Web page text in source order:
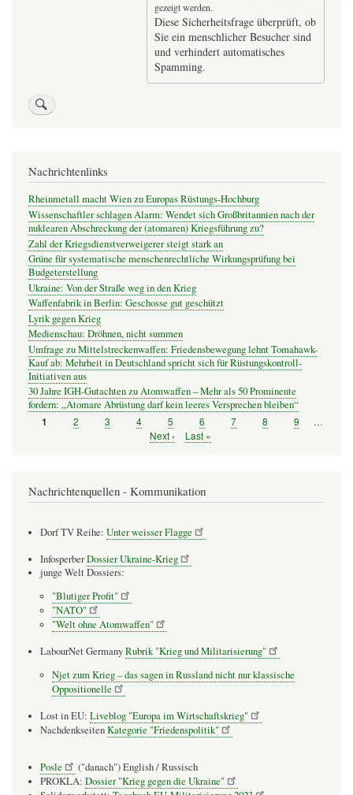
gezeigt werden.
Diese Sicherheitsfrage überprüft, ob
Sie ein menschlicher Besucher sind
und verhindert automatisches
Spamming.
Nachrichtenlinks
Rheinmetall macht Wien zu Europas Rüstungs-Hochburg
Wissenschaftler schlagen Alarm: Wendet sich Großbritannien nach der
nuklearen Abschreckung der (atomaren) Kriegsführung zu?
Zahl der Kriegsdienstverweigerer steigt stark an
Grüne für systematische menschenrechtliche Wirkungsprüfung bei
Budgeterstellung
Ukraine: Von der Straße weg in den Krieg
Waffenfabrik in Berlin: Geschosse gut geschützt
Lyrik gegen Krieg
Medienschau: Dröhnen, nicht summen
Umfrage zu Mittelstreckenwaffen: Friedensbewegung lehnt Tomahawk-
Kauf ab: Mehrheit in Deutschland spricht sich für Rüstungskontroll-
Initiativen aus
30 Jahre IGH-Gutachten zu Atomwaffen – Mehr als 50 Prominente
fordern: „Atomare Abrüstung darf kein leeres Versprechen bleiben“
Seitennummerierung
Seite
1 Seite
2 Seite
3 Seite
4 Seite
5 Seite
6 Seite
7 Seite
8 Seite
9
…
Nächste
Next ›
Letzte
Last »
Nachrichtenquellen - Kommunikation
Dorf TV Reihe: Unter weisser Flagge
InfosperberDossier Ukraine-Krieg
junge Welt Dossiers:
"Blutiger Profit"
"NATO"
"Welt ohne Atomwaffen"
LabourNet GermanyRubrik "Krieg und Militarisierung"
Njet zum Krieg – das sagen in Russland nicht nur klassische
Oppositionelle
Lost in EU: Liveblog "Europa im Wirtschaftskrieg"
NachdenkseitenKategorie "Friedenspolitik"
Posle
("danach") English / Russisch
PROKLA: Dossier "Krieg gegen die Ukraine"